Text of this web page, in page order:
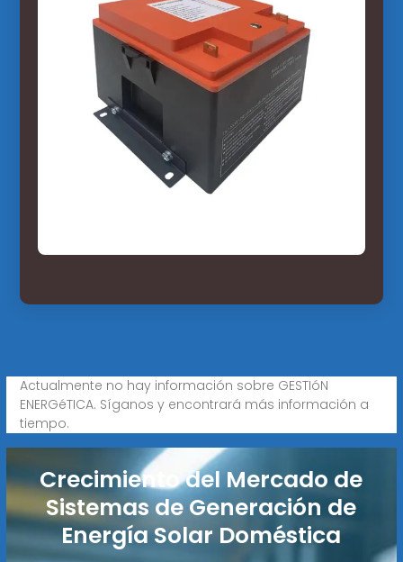
Actualmente no hay información sobre GESTIóN
ENERGéTICA. Síganos y encontrará más información a
tiempo.
Crecimiento del Mercado de
Sistemas de Generación de
Energía Solar Doméstica